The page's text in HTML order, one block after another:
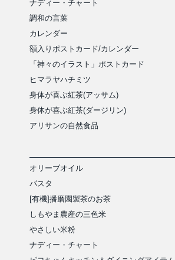
ナディー・チャート
調和の言葉
カレンダー
額入りポストカード/カレンダー
「神々のイラスト」ポストカード
ヒマラヤハチミツ
身体が喜ぶ紅茶(アッサム)
身体が喜ぶ紅茶(ダージリン)
アリサンの自然食品
オリーブオイル
パスタ
[有機]播磨園製茶のお茶
しもやま農産の三色米
やさしい米粉
ナディー・チャート